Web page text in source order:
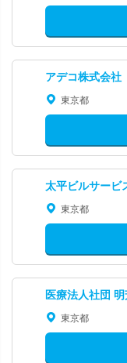
アデコ株式会社
東京都
太平ビルサービ
東京都
医療法人社団
東京都